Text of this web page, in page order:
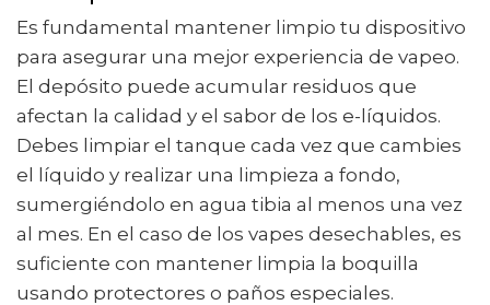
Es fundamental mantener limpio tu dispositivo
para asegurar una mejor experiencia de vapeo.
El depósito puede acumular residuos que
afectan la calidad y el sabor de los e-líquidos.
Debes limpiar el tanque cada vez que cambies
el líquido y realizar una limpieza a fondo,
sumergiéndolo en agua tibia al menos una vez
al mes. En el caso de los vapes desechables, es
suficiente con mantener limpia la boquilla
usando protectores o paños especiales.